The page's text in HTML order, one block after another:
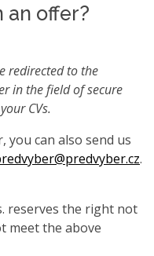
an offer?
redirected to the
in the field of secure
CVs.
can also send us
.
reserves the right not
meet the above